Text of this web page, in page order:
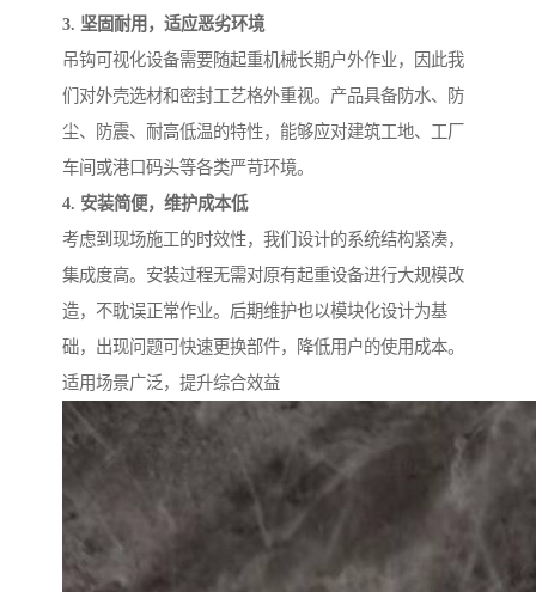
3. 坚固耐用，适应恶劣环境
吊钩可视化设备需要随起重机械长期户外作业，因此我
们对外壳选材和密封工艺格外重视。产品具备防水、防
尘、防震、耐高低温的特性，能够应对建筑工地、工厂
车间或港口码头等各类严苛环境。
4. 安装简便，维护成本低
考虑到现场施工的时效性，我们设计的系统结构紧凑，
集成度高。安装过程无需对原有起重设备进行大规模改
造，不耽误正常作业。后期维护也以模块化设计为基
础，出现问题可快速更换部件，降低用户的使用成本。
适用场景广泛，提升综合效益